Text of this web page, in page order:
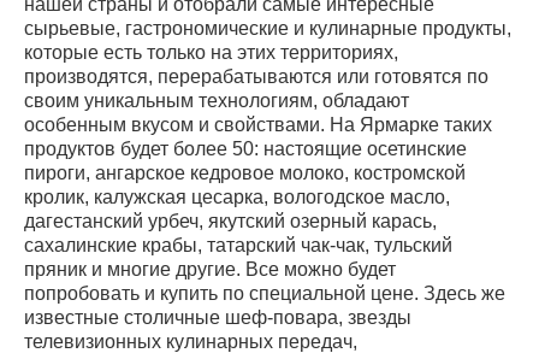
нашей страны и отобрали самые интересные
сырьевые, гастрономические и кулинарные продукты,
которые есть только на этих территориях,
производятся, перерабатываются или готовятся по
своим уникальным технологиям, обладают
особенным вкусом и свойствами. На Ярмарке таких
продуктов будет более 50: настоящие осетинские
пироги, ангарское кедровое молоко, костромской
кролик, калужская цесарка, вологодское масло,
дагестанский урбеч, якутский озерный карась,
сахалинские крабы, татарский чак-чак, тульский
пряник и многие другие. Все можно будет
попробовать и купить по специальной цене. Здесь же
известные столичные шеф-повара, звезды
телевизионных кулинарных передач,